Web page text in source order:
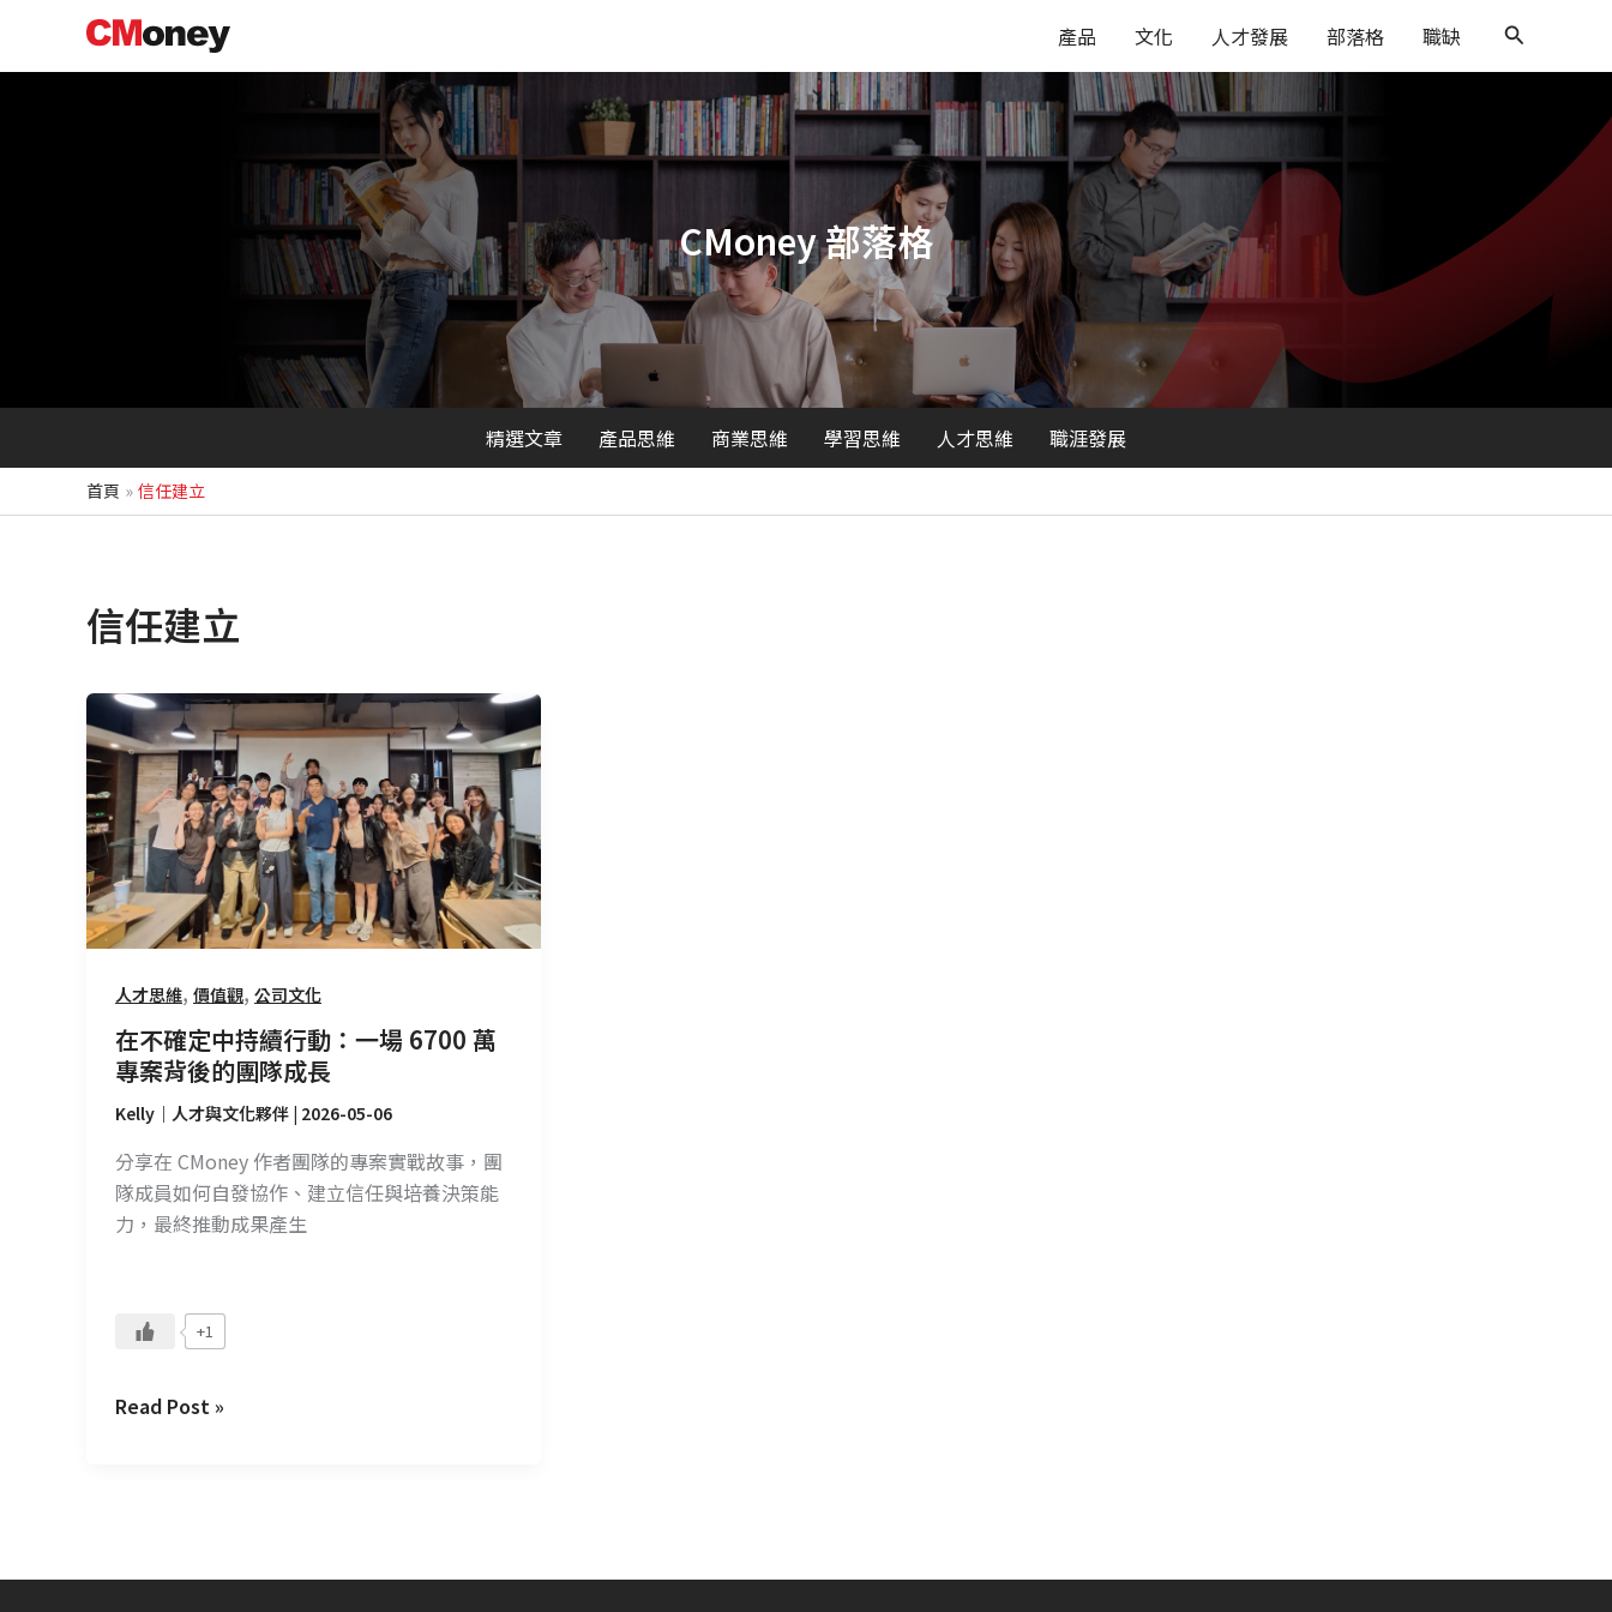
主
產品 文化 人才發展 部落格 職缺
搜
尋
CMoney 部落格
精選文章 產品思維 商業思維 學習思維 人才思維 職涯發展
首頁 信任建立
信任建立
人才思維, 價值觀, 公司文化
在不確定中持續行動：一場 6700 萬
專案背後的團隊成長
Kelly｜人才與文化夥伴 | 2026-05-06
分享在 CMoney 作者團隊的專案實戰故事，團
隊成員如何自發協作、建立信任與培養決策能
力，最終推動成果產生
+1
在
不
確
定
中
持
續
行
動：
一
6700
萬
專
背
後
的
Read Post »